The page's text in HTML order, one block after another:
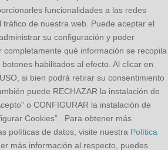
funcionalidades a las redes
de nuestra web. Puede aceptar el
su configuración y poder
completamente qué información se recopila
habilitados al efecto. Al clicar en
si bien podrá retirar su consentimiento
puede RECHAZAR la instalación de
o CONFIGURAR la instalación de
Cookies”. Para obtener más
políticas de datos, visite nuestra Política
más información al respecto, puedes